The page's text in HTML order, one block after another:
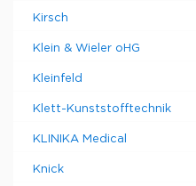
Kirsch
Klein & Wieler oHG
Kleinfeld
Klett-Kunststofftechnik
KLINIKA Medical
Knick